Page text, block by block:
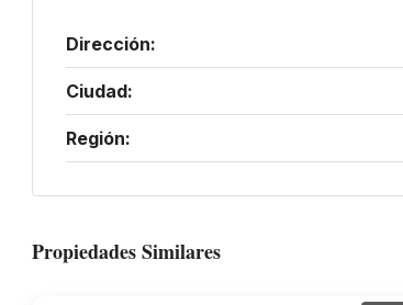
Dirección:
Ciudad:
Región:
Propiedades Similares